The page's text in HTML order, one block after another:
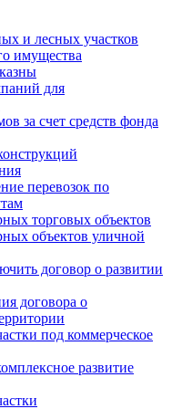
и лесных участков
имущества
для
за счет средств фонда
перевозок по
торговых объектов
объектов уличной
договор о развитии
договора о
под коммерческое
развитие